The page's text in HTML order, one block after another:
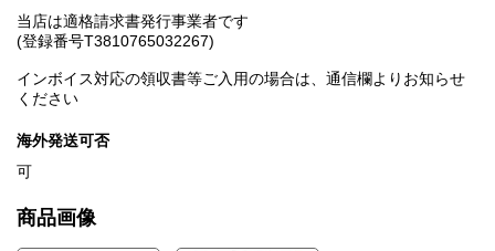
当店は適格請求書発行事業者です
(登録番号T3810765032267)
インボイス対応の領収書等ご入用の場合は、通信欄よりお知らせ
ください
海外発送可否
可
商品画像